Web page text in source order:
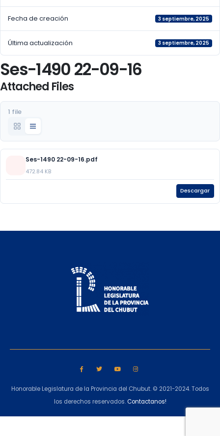
Fecha de creación 3 septiembre, 2025
Última actualización 3 septiembre, 2025
Ses-1490 22-09-16
Attached Files
1 file
Ses-1490 22-09-16.pdf
472.84 KB
Descargar
Honorable Legislatura de la Provincia del Chubut. © 2021-2024. Todos
los derechos reservados.Contactanos!